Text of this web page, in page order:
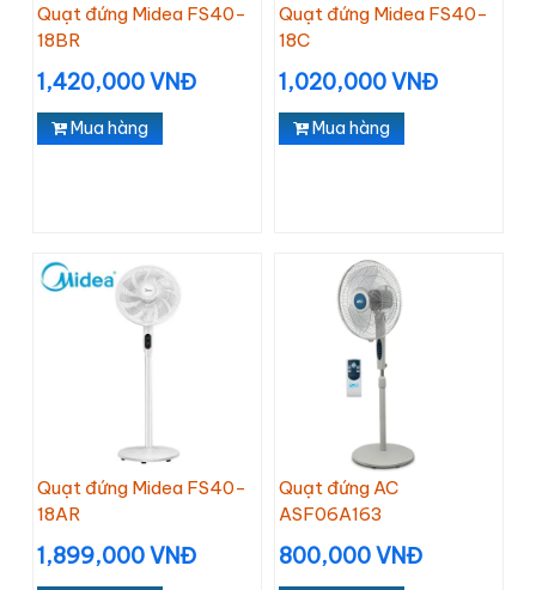
Quạt đứng Midea FS40-
18BR
1,420,000 VNĐ
Mua hàng
Quạt đứng Midea FS40-
18C
1,020,000 VNĐ
Mua hàng
Quạt đứng Midea FS40-
18AR
1,899,000 VNĐ
Quạt đứng AC
ASF06A163
800,000 VNĐ